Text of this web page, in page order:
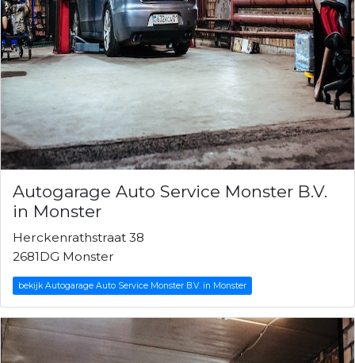
Autogarage Auto Service Monster B.V.
in Monster
Herckenrathstraat 38
2681DG Monster
bekijk Autogarage Auto Service Monster B.V. in Monster